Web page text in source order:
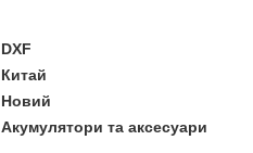
DXF
Китай
Новий
Акумулятори та аксесуари